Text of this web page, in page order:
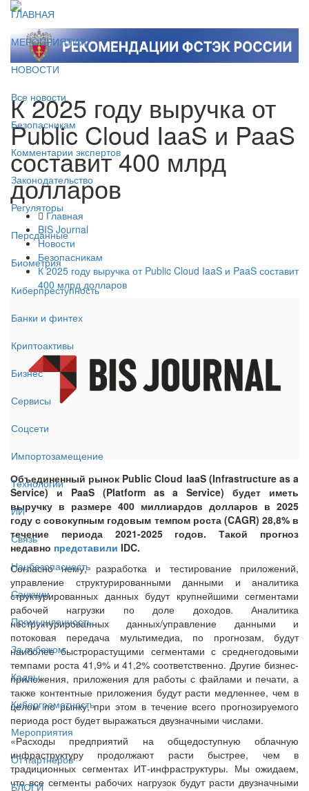
ГЛАВНАЯ
МЕРОПРИЯТИЯ
НОВОСТИ
Все новости
Безопасникам
Комментарии экспертов
Законодательство
Регуляторы
Персданные
Биометрия
Киберпреступность
Банки и финтех
Криптоактивы
Бизнес
Сервисы
Соцсети
Импортозамещение
Технологии
ИИ
Связь
Нацбезопасность
Санкции
Промышленность
За рубежом
Кадры
Киберграмотность
Мероприятия
От партнёров
БЛОГИ
К 2025 году выручка от
Public Cloud IaaS и PaaS
составит 400 млрд
долларов
Главная
BIS Journal
Новости
Безопасникам
К 2025 году выручка от Public Cloud IaaS и PaaS составит
400 млрд долларов
Объединенный рынок Public Cloud IaaS (Infrastructure as a
Service) и PaaS (Platform as a Service) будет иметь
выручку в размере 400 миллиардов долларов в 2025
году с совокупным годовым темпом роста (CAGR) 28,8% в
течение периода 2021-2025 годов. Такой прогноз
недавно представили IDC.
Согласно нему, разработка и тестирование приложений,
управление структурированными данными и аналитика
структурированных данных будут крупнейшими сегментами
рабочей нагрузки по доле доходов. Аналитика
неструктурированных данных/управление данными и
потоковая передача мультимедиа, по прогнозам, будут
наиболее быстрорастущими сегментами с среднегодовыми
темпами роста 41,9% и 41,2% соответственно. Другие бизнес-
приложения, приложения для работы с файлами и печати, а
также контентные приложения будут расти медленнее, чем в
целом по рынку, при этом в течение всего прогнозируемого
периода рост будет выражаться двузначными числами.
«Расходы предприятий на общедоступную облачную
инфраструктуру продолжают расти быстрее, чем в
традиционных сегментах ИТ-инфраструктуры. Мы ожидаем,
что все сегменты рабочих нагрузок будут расти двузначными